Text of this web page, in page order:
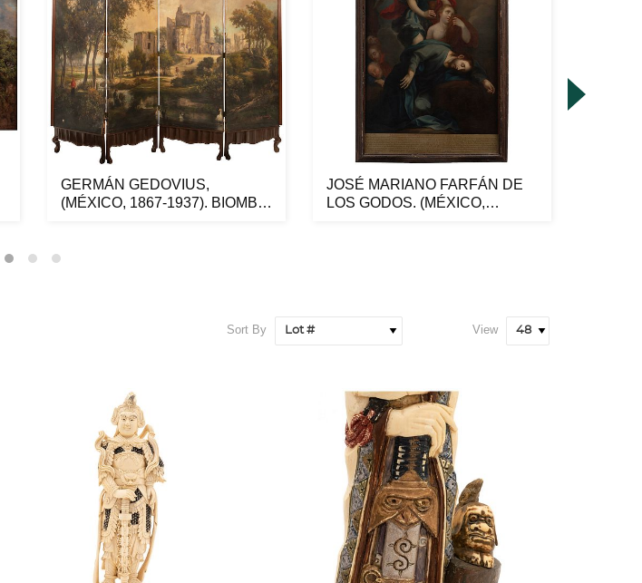
GERMÁN GEDOVIUS,
(MÉXICO, 1867-1937). BIOMBO
JOSÉ MARIANO FARFÁN DE
LOS GODOS. (MÉXICO,
Sort By View